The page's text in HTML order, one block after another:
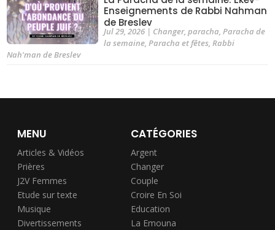
Enseignements de Rabbi Nahman
de Breslev
Jul 29, 2026| Changer, paracha, Paracha de
la semaine, Paracha et fêtes, Rabbi
Nah'man de Breslev
MENU
Articles & Vidéos
Prières
J2V Femmes
Etude sur texte
Musique
Divertissements
CATÉGORIES
Argent
Changer
Couple
Croire En Soi
Education
La Emouna